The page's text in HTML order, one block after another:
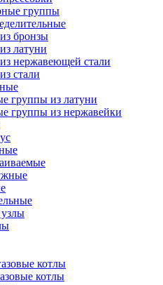
группы
бронзы
латуни
нержавеющей стали
стали
группы из латуни
группы из нержавейки
котлы
котлы